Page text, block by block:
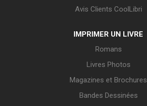
Avis Clients CoolLibri
IMPRIMER UN LIVRE
Romans
Livres Photos
Magazines et Brochures
Bandes Dessinées